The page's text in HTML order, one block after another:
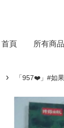
首頁 所有商品
› 「957❤️」#如